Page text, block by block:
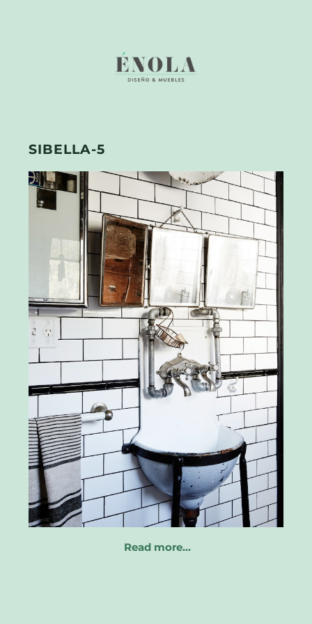
SIBELLA-5
Read more…